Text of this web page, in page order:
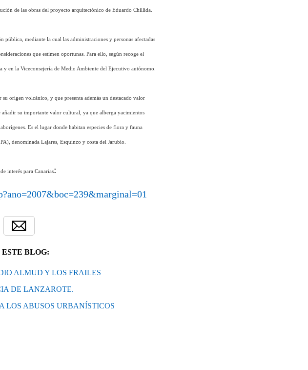
de las obras del proyecto arquitectónico de Eduardo Chillida.
mediante la cual las administraciones y personas afectadas
que estimen oportunas. Para ello, según recoge el
en la Viceconsejería de Medio Ambiente del Ejecutivo autónomo.
origen volcánico, y que presenta además un destacado valor
su importante valor cultural, ya que alberga yacimientos
Es el lugar donde habitan especies de flora y fauna
denominada Lajares, Esquinzo y costa del Jarubio.
interés para Canarias:
BLOG:
ALMUD Y LOS FRAILES
DE LANZAROTE.
LOS ABUSOS URBANÍSTICOS